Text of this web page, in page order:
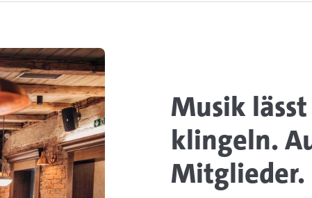
Musik lässt
klingeln.
Mitglieder.